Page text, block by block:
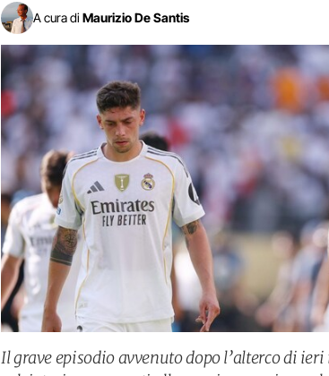
A cura di Maurizio De Santis
Il grave episodio avvenuto dopo l’alterco di